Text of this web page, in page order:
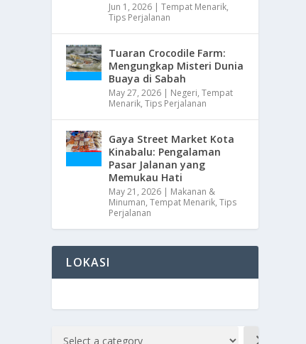
Jun 1, 2026 |Tempat Menarik,
Tips Perjalanan
Tuaran Crocodile Farm:
Mengungkap Misteri Dunia
Buaya di Sabah
May 27, 2026 | Negeri,Tempat
Menarik,Tips Perjalanan
Gaya Street Market Kota
Kinabalu: Pengalaman
Pasar Jalanan yang
Memukau Hati
May 21, 2026 | Makanan &
Minuman,Tempat Menarik,Tips
Perjalanan
LOKASI